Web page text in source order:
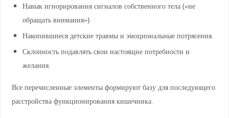
Навык игнорирования сигналов собственного тела («не
обращать внимания»).
Накопившиеся детские травмы и эмоциональные потрясения.
Склонность подавлять свои настоящие потребности и
желания.
Все перечисленные элементы формируют базу для последующего
расстройства функционирования кишечника.